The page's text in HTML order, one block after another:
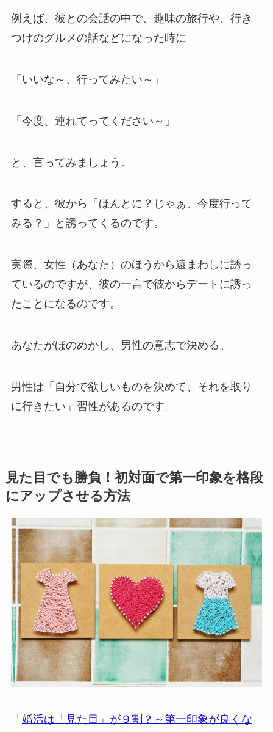
例えば、彼との会話の中で、趣味の旅行や、行き
つけのグルメの話などになった時に
「いいな～、行ってみたい～」
「今度、連れてってください～」
と、言ってみましょう。
すると、彼から「ほんとに？じゃぁ、今度行って
みる？」と誘ってくるのです。
実際、女性（あなた）のほうから遠まわしに誘っ
ているのですが、彼の一言で彼からデートに誘っ
たことになるのです。
あなたがほのめかし、男性の意志で決める。
男性は「自分で欲しいものを決めて、それを取り
に行きたい」習性があるのです。
見た目でも勝負！初対面で第一印象を格段
にアップさせる方法
「 婚活は「見た目」が９割？～第一印象が良くな